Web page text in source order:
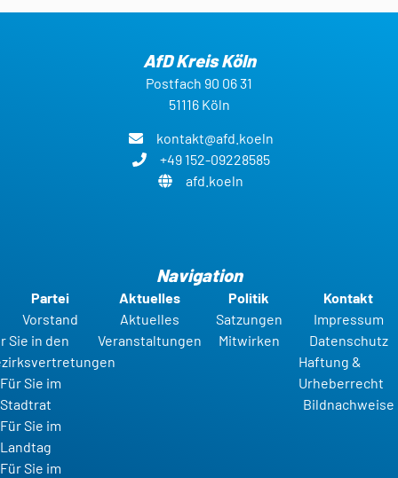
AfD Kreis Köln
Postfach 90 06 31
51116 Köln
kontakt@afd.koeln
+49 152-09228585
afd.koeln
Navigation
Partei
Vorstand
Sie in den
Für Sie im
Stadtrat
Für Sie im
Landtag
Für Sie im
Aktuelles
Aktuelles
Veranstaltungen
Politik
Satzungen
Mitwirken
Kontakt
Impressum
Datenschutz
Haftung &
Urheberrecht
Bildnachweise